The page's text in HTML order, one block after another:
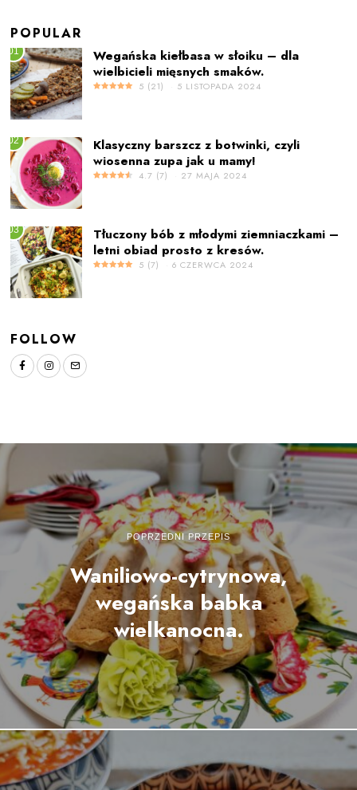
POPULAR
01
Wegańska kiełbasa w słoiku – dla
wielbicieli mięsnych smaków.
5 (21) 5 LISTOPADA 2024
02
Klasyczny barszcz z botwinki, czyli
wiosenna zupa jak u mamy!
4.7 (7) 27 MAJA 2024
03
Tłuczony bób z młodymi ziemniaczkami –
letni obiad prosto z kresów.
5 (7) 6 CZERWCA 2024
FOLLOW
POPRZEDNI PRZEPIS
Waniliowo-cytrynowa,
wegańska babka
wielkanocna.